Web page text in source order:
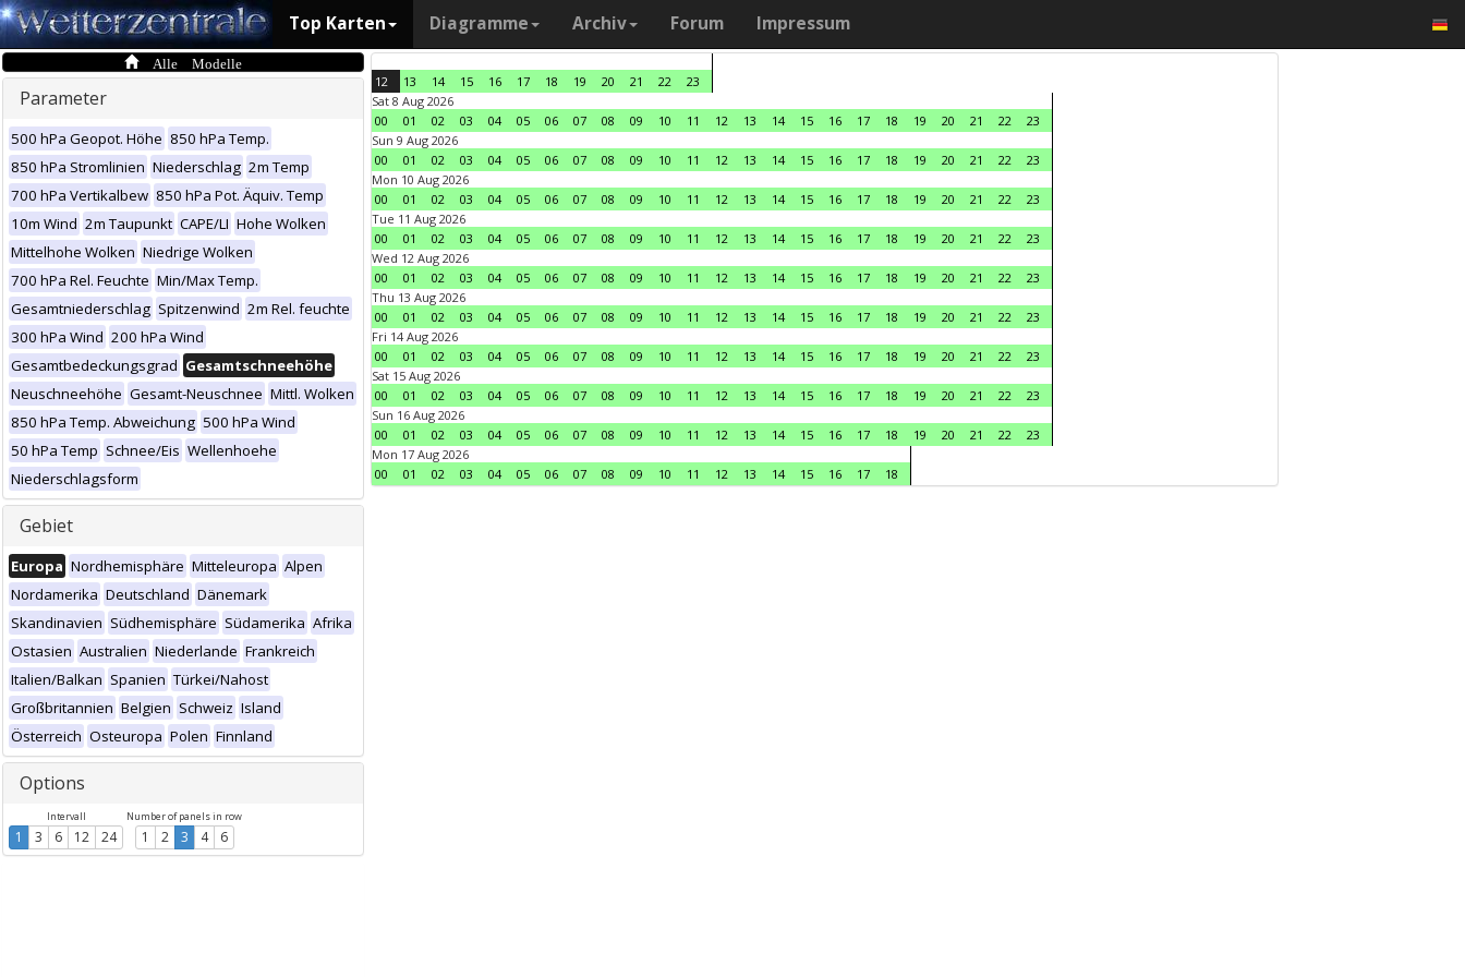
Top Karten Diagramme Archiv Forum Impressum
Alle Modelle
Parameter
500 hPa Geopot. Höhe 850 hPa Temp.
850 hPa Stromlinien Niederschlag 2m Temp
700 hPa Vertikalbew 850 hPa Pot. Äquiv. Temp
10m Wind 2m Taupunkt CAPE/LI Hohe Wolken
Mittelhohe Wolken Niedrige Wolken
700 hPa Rel. Feuchte Min/Max Temp.
Gesamtniederschlag Spitzenwind 2m Rel. feuchte
300 hPa Wind 200 hPa Wind
Gesamtbedeckungsgrad Gesamtschneehöhe
Neuschneehöhe Gesamt-Neuschnee Mittl. Wolken
850 hPa Temp. Abweichung 500 hPa Wind
50 hPa Temp Schnee/Eis Wellenhoehe
Niederschlagsform
Gebiet
Europa Nordhemisphäre Mitteleuropa Alpen
Nordamerika Deutschland Dänemark
Skandinavien Südhemisphäre Südamerika Afrika
Ostasien Australien Niederlande Frankreich
Italien/Balkan Spanien Türkei/Nahost
Großbritannien Belgien Schweiz Island
Österreich Osteuropa Polen Finnland
Options
Intervall
1 3 6 12 24
Number of panels in row
1 2 3 4 6
12 13 14 15 16 17 18 19 20 21 22
23
Sat 8 Aug 2026
00
01 02 03 04 05 06 07 08 09 10 11 12 13 14 15 16 17 18 19 20 21 22
23
Sun 9 Aug 2026
00
01 02 03 04 05 06 07 08 09 10 11 12 13 14 15 16 17 18 19 20 21 22
23
Mon 10 Aug 2026
00
01 02 03 04 05 06 07 08 09 10 11 12 13 14 15 16 17 18 19 20 21 22
23
Tue 11 Aug 2026
00
01 02 03 04 05 06 07 08 09 10 11 12 13 14 15 16 17 18 19 20 21 22
23
Wed 12 Aug 2026
00
01 02 03 04 05 06 07 08 09 10 11 12 13 14 15 16 17 18 19 20 21 22
23
Thu 13 Aug 2026
00
01 02 03 04 05 06 07 08 09 10 11 12 13 14 15 16 17 18 19 20 21 22
23
Fri 14 Aug 2026
00
01 02 03 04 05 06 07 08 09 10 11 12 13 14 15 16 17 18 19 20 21 22
23
Sat 15 Aug 2026
00
01 02 03 04 05 06 07 08 09 10 11 12 13 14 15 16 17 18 19 20 21 22
23
Sun 16 Aug 2026
00
01 02 03 04 05 06 07 08 09 10 11 12 13 14 15 16 17 18 19 20 21 22
23
Mon 17 Aug 2026
00
01 02 03 04 05 06 07 08 09 10 11 12 13 14 15 16 17 18